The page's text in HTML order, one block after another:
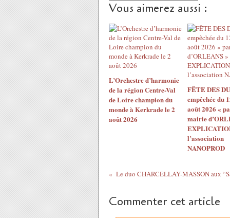
Vous aimerez aussi :
L’Orchestre d’harmonie
de la région Centre-Val
de Loire champion du
monde à Kerkrade le 2
août 2026
FÊTE DES
empêchée du
août 2026 «
mairie
l’association
NANOPROD
Commenter cet article